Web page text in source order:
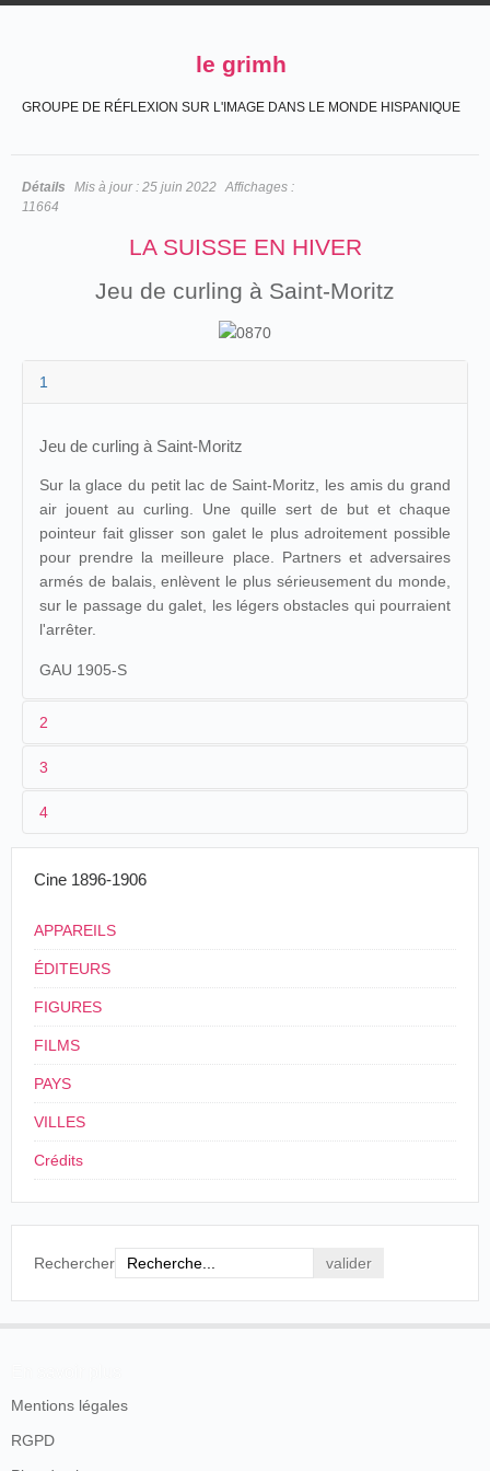
le grimh
GROUPE DE RÉFLEXION SUR L'IMAGE DANS LE MONDE HISPANIQUE
Détails Mis à jour : 25 juin 2022 Affichages :
11664
LA SUISSE EN HIVER
Jeu de curling à Saint-Moritz
1
Jeu de curling à Saint-Moritz
Sur la glace du petit lac de Saint-Moritz, les amis du grand
air jouent au curling. Une quille sert de but et chaque
pointeur fait glisser son galet le plus adroitement possible
pour prendre la meilleure place. Partners et adversaires
armés de balais, enlèvent le plus sérieusement du monde,
sur le passage du galet, les légers obstacles qui pourraient
l'arrêter.
GAU 1905-S
2
1
2
3
[12/1904]-03/1905
25 m
4
Suisse, Saint-Moritz
3
Praiss
Curling
4
Cine 1896-1906
APPAREILS
ÉDITEURS
FIGURES
FILMS
PAYS
VILLES
Crédits
Rechercher
Mentions légales
RGPD